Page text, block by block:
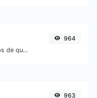
Extraia URLs http/https de qualquer tipo de conteúdo de texto.
964
963